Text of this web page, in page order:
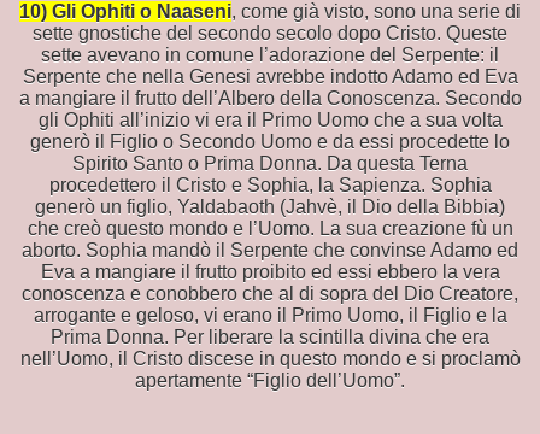
10) Gli Ophiti o Naaseni, come già visto, sono una serie di
sette gnostiche del secondo secolo dopo Cristo. Queste
sette avevano in comune l’adorazione del Serpente: il
Serpente che nella Genesi avrebbe indotto Adamo ed Eva
a mangiare il frutto dell’Albero della Conoscenza. Secondo
gli Ophiti all’inizio vi era il Primo Uomo che a sua volta
generò il Figlio o Secondo Uomo e da essi procedette lo
Spirito Santo o Prima Donna. Da questa Terna
procedettero il Cristo e Sophia, la Sapienza. Sophia
generò un figlio, Yaldabaoth (Jahvè, il Dio della Bibbia)
che creò questo mondo e l’Uomo. La sua creazione fù un
aborto. Sophia mandò il Serpente che convinse Adamo ed
Eva a mangiare il frutto proibito ed essi ebbero la vera
conoscenza e conobbero che al di sopra del Dio Creatore,
arrogante e geloso, vi erano il Primo Uomo, il Figlio e la
Prima Donna. Per liberare la scintilla divina che era
nell’Uomo, il Cristo discese in questo mondo e si proclamò
apertamente “Figlio dell’Uomo”.